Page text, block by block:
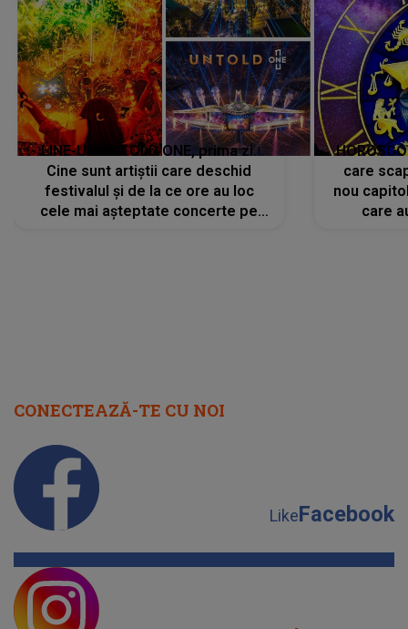
LINE-UP UNTOLD ONE, prima zi.
Cine sunt artiștii care deschid
festivalul și de la ce ore au loc
cele mai așteptate concerte pe
care
nou
care
CONECTEAZĂ-TE CU NOI
LikeFacebook